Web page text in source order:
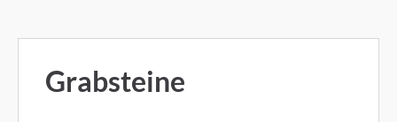
Grabsteine